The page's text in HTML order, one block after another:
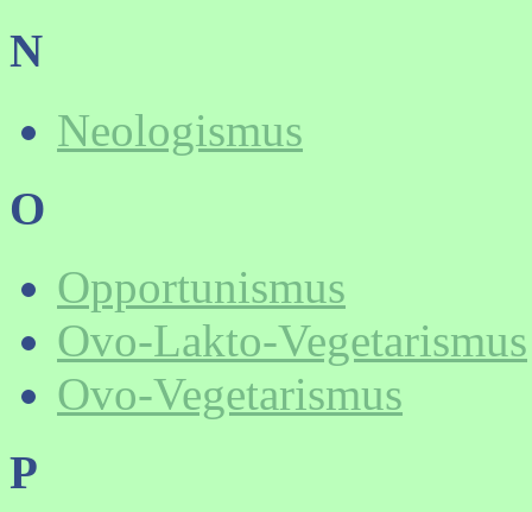
N
Neologismus
O
Opportunismus
Ovo-Lakto-Vegetarismus
Ovo-Vegetarismus
P